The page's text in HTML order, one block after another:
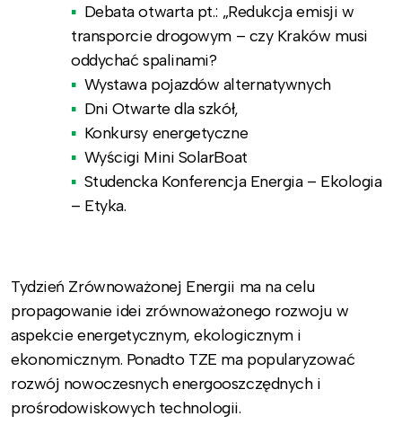
Debata otwarta pt.: „Redukcja emisji w
transporcie drogowym – czy Kraków musi
oddychać spalinami?
Wystawa pojazdów alternatywnych
Dni Otwarte dla szkół,
Konkursy energetyczne
Wyścigi Mini SolarBoat
Studencka Konferencja Energia – Ekologia
– Etyka.
Tydzień Zrównoważonej Energii ma na celu
propagowanie idei zrównoważonego rozwoju w
aspekcie energetycznym, ekologicznym i
ekonomicznym. Ponadto TZE ma popularyzować
rozwój nowoczesnych energooszczędnych i
prośrodowiskowych technologii.